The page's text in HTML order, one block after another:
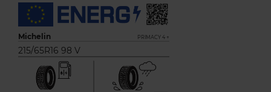
Michelin PRIMACY 4 +
215/65R16 98 V